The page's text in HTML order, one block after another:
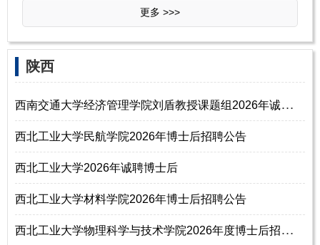
更多 >>>
‌‌陕西
西
南交通大学经济管理学院刘盾教授课题组2026年诚招博士后
西北工业大学民航学院2026年博士后招聘公告
西北工业大学2026年诚聘博士后
西北工业大学材料学院2026年博士后招聘公告
西
北工业大学物理科学与技术学院2026年度博士后招聘公告